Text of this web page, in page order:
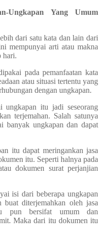
Ungkapan Yang Umum
dari satu kata dan lain dari
mempunyai arti atau makna
hari.
pada pemanfaatan kata
atau situasi tertentu yang
dengan ungkapan.
ungkapan itu jadi seseorang
terjemahan. Salah satunya
banyak ungkapan dan dapat
itu dapat meringankan jasa
itu. Seperti halnya pada
dokumen surat perjanjian
isi dari beberapa ungkapan
buat diterjemahkan oleh jasa
pun bersifat umum dan
Maka dari itu dokumen itu